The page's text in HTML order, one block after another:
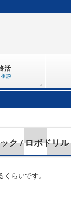
活
談
ク / ロボドリ
らいです。